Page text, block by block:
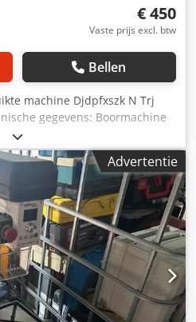
€ 450
Vaste prijs excl. btw
Bellen
machine Djdpfxszk N Trj
gegevens: Boormachine
met opname voor
om 6 boren te
Waarvan 5 voor een
32 mm en 1 verschoven naar
32 mm tot de boorrij,
Voorzien van
van de boormachine.
Opslaglocatie: 63934
Advertentie